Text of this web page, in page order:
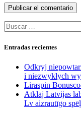
Buscar:
Entradas recientes
Odkryj
i niezwykłych
Liraspin
Atklāj Latvijas
Lv aizrautīgo